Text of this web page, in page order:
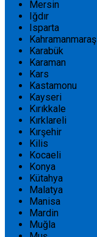
Mersin
Iğdır
Isparta
Kahramanmaraş
Karabük
Karaman
Kars
Kastamonu
Kayseri
Kırıkkale
Kırklareli
Kırşehir
Kilis
Kocaeli
Konya
Kütahya
Malatya
Manisa
Mardin
Muğla